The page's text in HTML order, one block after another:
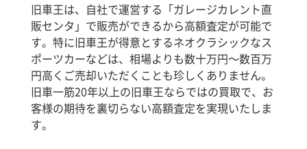
旧車王は、自社で運営する「ガレージカレント直
販センタ」で販売ができるから高額査定が可能で
す。特に旧車王が得意とするネオクラシックなス
ポーツカーなどは、相場よりも数十万円～数百万
円高くご売却いただくことも珍しくありません。
旧車一筋20年以上の旧車王ならではの買取で、お
客様の期待を裏切らない高額査定を実現いたしま
す。